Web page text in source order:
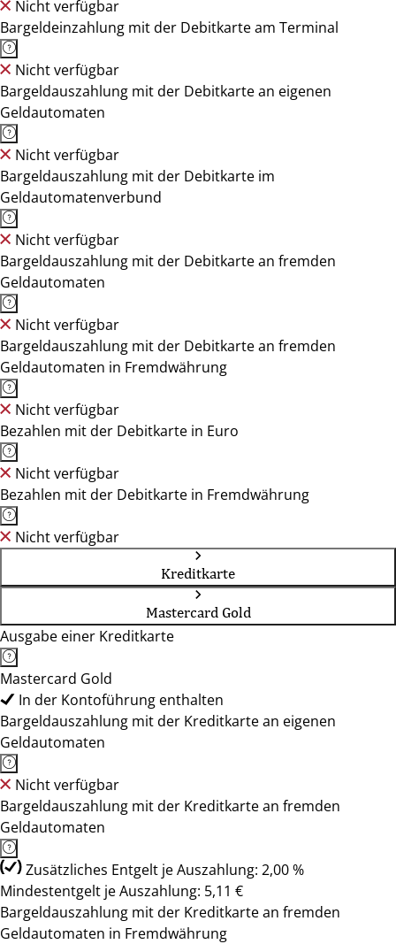
Nicht verfügbar
Bargeldeinzahlung mit der Debitkarte am Terminal
Nicht verfügbar
Bargeldauszahlung mit der Debitkarte an eigenen
Geldautomaten
Nicht verfügbar
Bargeldauszahlung mit der Debitkarte im
Geldautomatenverbund
Nicht verfügbar
Bargeldauszahlung mit der Debitkarte an fremden
Geldautomaten
Nicht verfügbar
Bargeldauszahlung mit der Debitkarte an fremden
Geldautomaten in Fremdwährung
Nicht verfügbar
Bezahlen mit der Debitkarte in Euro
Nicht verfügbar
Bezahlen mit der Debitkarte in Fremdwährung
Nicht verfügbar
Kreditkarte
Mastercard Gold
Ausgabe einer Kreditkarte
Mastercard Gold
In der Kontoführung enthalten
Bargeldauszahlung mit der Kreditkarte an eigenen
Geldautomaten
Nicht verfügbar
Bargeldauszahlung mit der Kreditkarte an fremden
Geldautomaten
Zusätzliches Entgelt je Auszahlung: 2,00 %
Mindestentgelt je Auszahlung: 5,11 €
Bargeldauszahlung mit der Kreditkarte an fremden
Geldautomaten in Fremdwährung